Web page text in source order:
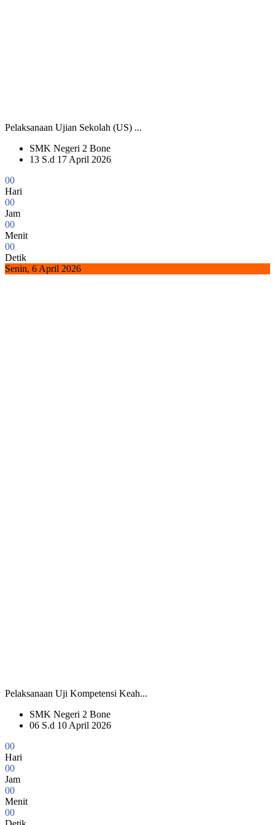
Pelaksanaan Ujian Sekolah (US) ...
SMK Negeri 2 Bone
13 S.d 17 April 2026
00
Hari
00
Jam
00
Menit
00
Detik
Senin, 6 April 2026
Pelaksanaan Uji Kompetensi Keah...
SMK Negeri 2 Bone
06 S.d 10 April 2026
00
Hari
00
Jam
00
Menit
00